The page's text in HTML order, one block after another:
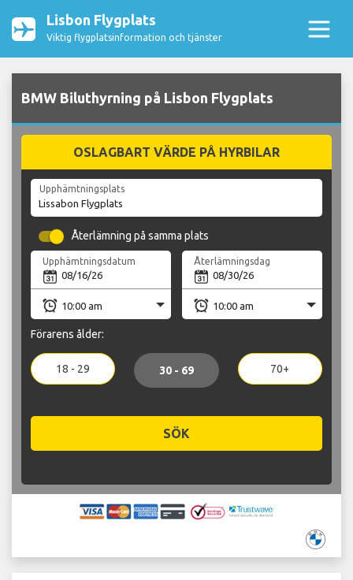
Lisbon Flygplats
Viktig flygplatsinformation och tjänster
BMW Biluthyrning på Lisbon Flygplats
OSLAGBART VÄRDE PÅ HYRBILAR
Upphämtningsplats
Återlämning på samma plats
Upphämtningsdatum Återlämningsdag
Förarens ålder:
18 - 29 30 - 69 70+
SÖK